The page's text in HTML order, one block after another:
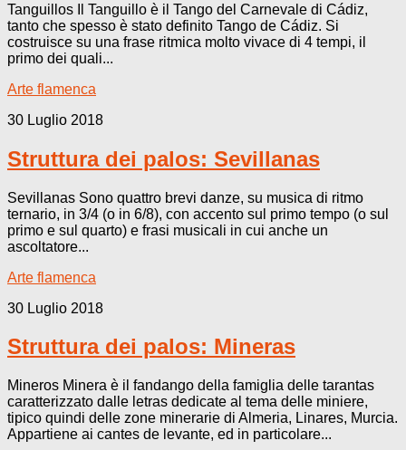
Tanguillos Il Tanguillo è il Tango del Carnevale di Cádiz,
tanto che spesso è stato definito Tango de Cádiz. Si
costruisce su una frase ritmica molto vivace di 4 tempi, il
primo dei quali...
Arte flamenca
30 Luglio 2018
Struttura dei palos: Sevillanas
Sevillanas Sono quattro brevi danze, su musica di ritmo
ternario, in 3/4 (o in 6/8), con accento sul primo tempo (o sul
primo e sul quarto) e frasi musicali in cui anche un
ascoltatore...
Arte flamenca
30 Luglio 2018
Struttura dei palos: Mineras
Mineros Minera è il fandango della famiglia delle tarantas
caratterizzato dalle letras dedicate al tema delle miniere,
tipico quindi delle zone minerarie di Almeria, Linares, Murcia.
Appartiene ai cantes de levante, ed in particolare...